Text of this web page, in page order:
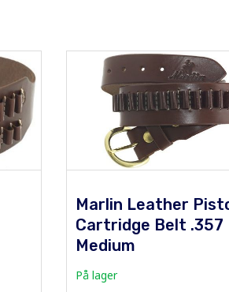
Marlin Leather
Cartridge Belt .357
Medium
På lager